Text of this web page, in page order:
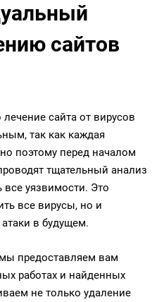
сайтов
сайта от вирусов
так как каждая
поэтому перед началом
тщательный анализ
уязвимости. Это
все вирусы, но и
в будущем.
предоставляем вам
работах и найденных
не только удаление